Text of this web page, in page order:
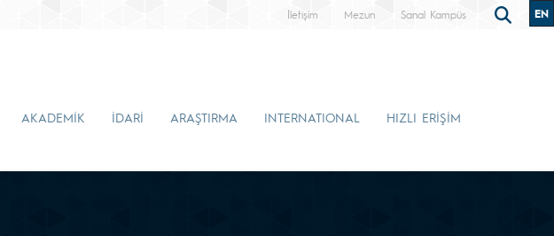
İletişim Mezun Sanal Kampüs EN
AKADEMİK İDARİ ARAŞTIRMA INTERNATIONAL HIZLI ERİŞİM